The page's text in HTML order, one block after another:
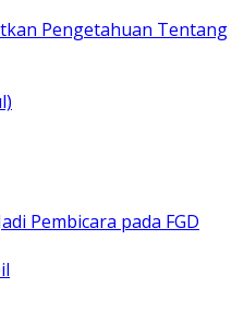
Pengetahuan Tentang
Pembicara pada FGD